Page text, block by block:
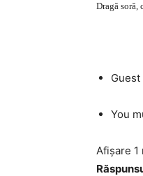
Dragă soră,
Guest
You
Afișare 1